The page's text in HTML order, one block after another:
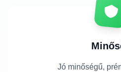
Jó minőségű,